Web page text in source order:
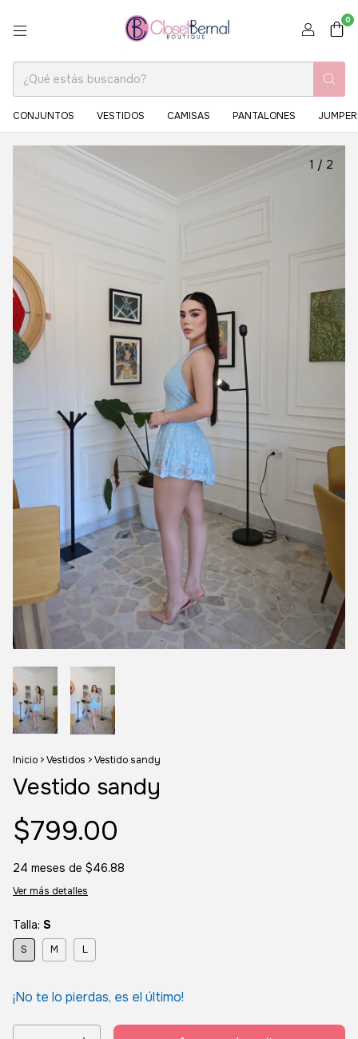
0
CONJUNTOS VESTIDOS CAMISAS PANTALONES
1 / 2
Inicio >Vestidos >Vestido sandy
Vestido sandy
$799.00
24 meses de $46.88
Ver más detalles
Talla: S
S M L
¡No te lo pierdas, es el último!